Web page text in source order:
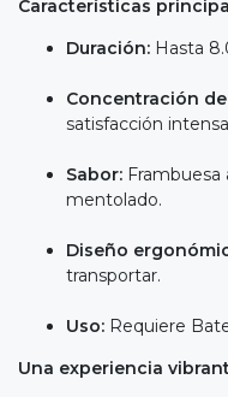
Características
Duración: Hasta
Concentración
satisfacción
Sabor:
mentolado.
Diseño
transportar.
Uso: Requiere
Una experiencia